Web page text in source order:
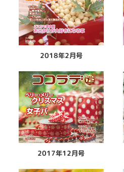
2018年2月号
2017年12月号